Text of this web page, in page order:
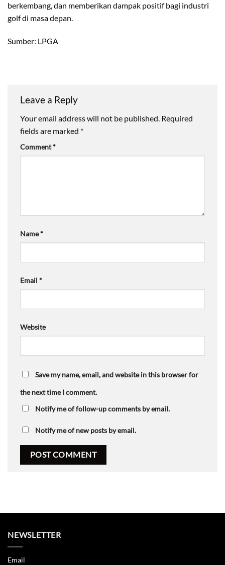
berkembang, dan memberikan dampak positif bagi industri
golf di masa depan.
Sumber: LPGA
Leave a Reply
Your email address will not be published. Required
fields are marked *
Comment*
Name*
Email *
Website
Save my name, email, and website in this browser for
the next time I comment.
Notify me of follow-up comments by email.
Notify me of new posts by email.
NEWSLETTER
Email